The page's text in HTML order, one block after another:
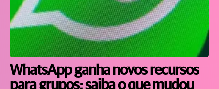
WhatsApp ganha novos recursos
para grupos; saiba o que mudou